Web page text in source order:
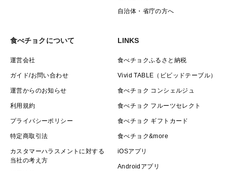
自治体・省庁の方へ
食べチョクについて
運営会社
ガイド/お問い合わせ
運営からのお知らせ
利用規約
プライバシーポリシー
特定商取引法
カスタマーハラスメントに対する
当社の考え方
LINKS
食べチョクふるさと納税
Vivid TABLE（ビビッドテーブル）
食べチョク コンシェルジュ
食べチョク フルーツセレクト
食べチョク ギフトカード
食べチョク&more
iOSアプリ
Androidアプリ